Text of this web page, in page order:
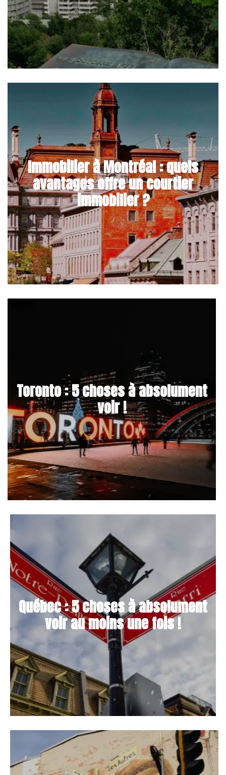
Immobilier à Montréal : quels
avantages offre un courtier
immobilier ?
Toronto : 5 choses à absolument
voir !
Québec : 5 choses à absolument
voir au moins une fois !